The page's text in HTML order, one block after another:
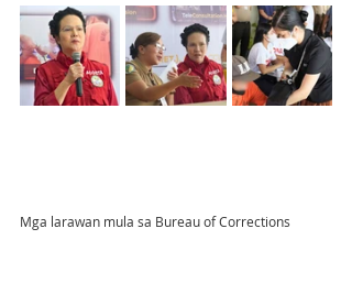
Mga larawan mula sa Bureau of Corrections